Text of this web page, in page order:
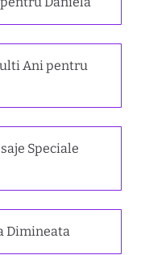
Ani pentru
Speciale
Dimineata